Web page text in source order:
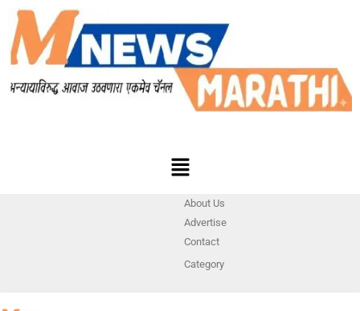
About Us
Advertise
Contact
Category